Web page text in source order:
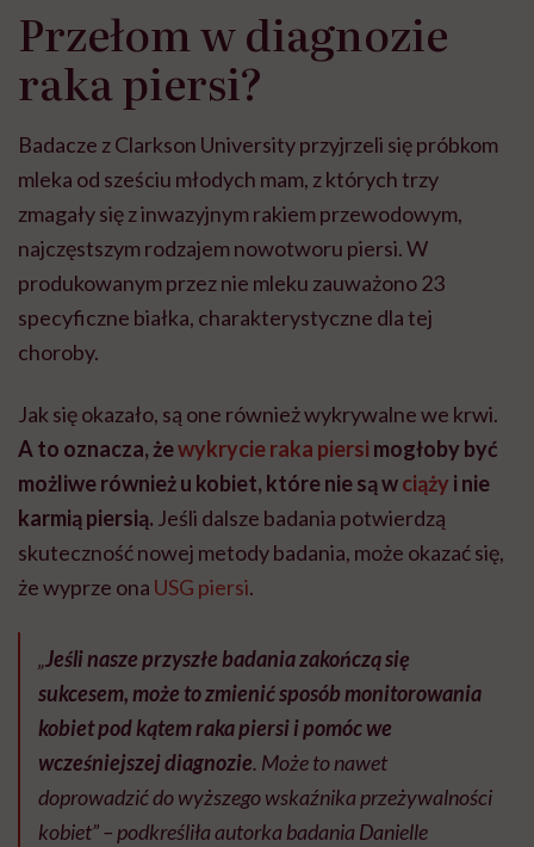
Przełom w diagnozie
raka piersi?
Badacze z Clarkson University przyjrzeli się próbkom
mleka od sześciu młodych mam, z których trzy
zmagały się z inwazyjnym rakiem przewodowym,
najczęstszym rodzajem nowotworu piersi. W
produkowanym przez nie mleku zauważono 23
specyficzne białka, charakterystyczne dla tej
choroby.
Jak się okazało, są one również wykrywalne we krwi.
A to oznacza, żewykrycie raka piersi mogłoby być
możliwe również u kobiet, które nie są wciąży i nie
karmią piersią. Jeśli dalsze badania potwierdzą
skuteczność nowej metody badania, może okazać się,
że wyprze ona USG piersi.
„Jeśli nasze przyszłe badania zakończą się
sukcesem, może to zmienić sposób monitorowania
kobiet pod kątem raka piersi i pomóc we
wcześniejszej diagnozie. Może to nawet
doprowadzić do wyższego wskaźnika przeżywalności
kobiet” – podkreśliła autorka badania Danielle